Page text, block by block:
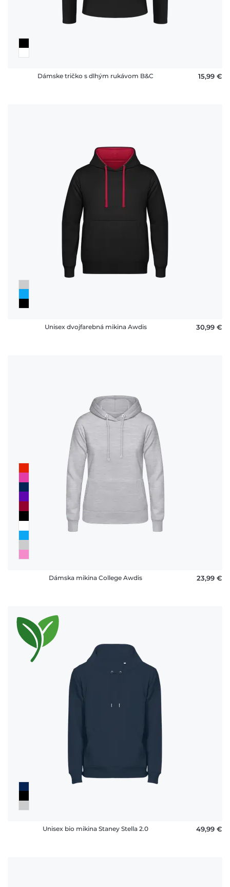
Dámske tričko s dlhým rukávom B&C 15,99 €
Unisex dvojfarebná mikina Awdis 30,99 €
Dámska mikina College Awdis 23,99 €
Unisex bio mikina Staney Stella 2.0 49,99 €